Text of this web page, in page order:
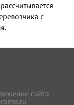
с
сайта